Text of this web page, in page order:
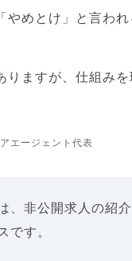
やめとけ」と言わ
りますが、仕組み
エージェント代表
、非公開求人の紹
です。